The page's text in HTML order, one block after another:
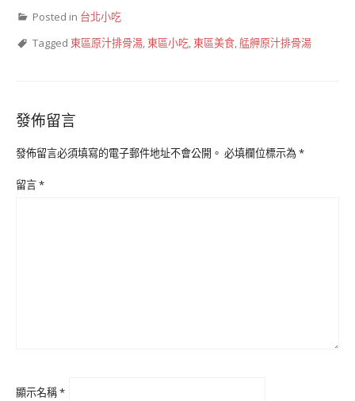
Posted in 台北小吃
Tagged 東區原汁排骨湯, 東區小吃, 東區美食,艋舺原汁排骨湯
發佈留言
發佈留言必須填寫的電子郵件地址不會公開。 必填欄位標示為*
留言*
顯示名稱*